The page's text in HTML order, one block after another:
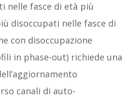
nelle fasce di età più
disoccupati nelle fasce di
con disoccupazione
in phase-out) richiede una
canali di auto-